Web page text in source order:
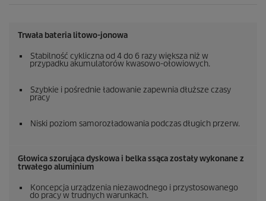
Trwała bateria litowo-jonowa
Stabilność cykliczna od 4 do 6 razy większa niż w
przypadku akumulatorów kwasowo-ołowiowych.
Szybkie i pośrednie ładowanie zapewnia dłuższe czasy
pracy
Niski poziom samorozładowania podczas długich przerw.
Głowica szorująca dyskowa i belka ssąca zostały wykonane z
trwałego aluminium
Koncepcja urządzenia niezawodnego i przystosowanego
do pracy w trudnych warunkach.